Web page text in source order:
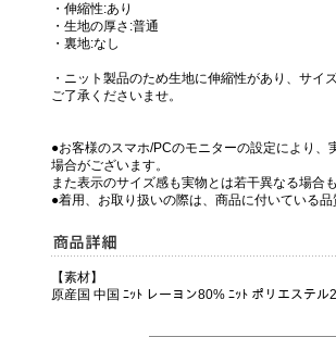
・伸縮性:あり
・生地の厚さ:普通
・裏地:なし
・ニット製品のため生地に伸縮性があり、サ
ご了承くださいませ。
●お客様のスマホ/PCのモニターの設定により
場合がございます。
また表示のサイズ感も実物とは若干異なる場合
●着用、お取り扱いの際は、商品に付いている品
【素材】
原産国 中国 ﾆｯﾄ レーヨン80% ﾆｯﾄ ポリエステ